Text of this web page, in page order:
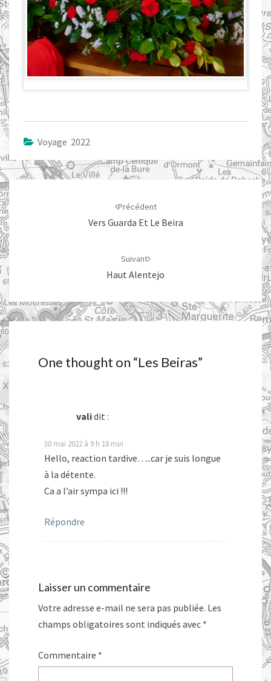
Voyage 2022
Navigation
d'article
Précédent
Vers Guarda Et Le Beira
Suivant
Haut Alentejo
One thought on “Les Beiras”
validit :
30 mai 2022 à 9 h 18 min
Hello, reaction tardive…..car je suis longue
à la détente.
Ca a l’air sympa ici !!!
Répondre
Laisser un commentaire
Votre adresse e-mail ne sera pas publiée. Les
champs obligatoires sont indiqués avec *
Commentaire *